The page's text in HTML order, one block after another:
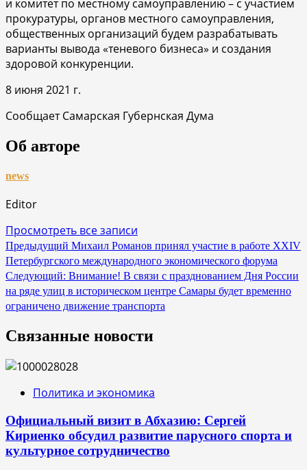
и комитет по местному самоуправлению – с участием
прокуратуры, органов местного самоуправления,
общественных организаций будем разрабатывать
варианты вывода «теневого бизнеса» и создания
здоровой конкуренции.
8 июня 2021 г.
Сообщает Самарская Губернская Дума
Об авторе
news
Editor
Просмотреть все записи
Навигация
по
записям
Предыдущий Михаил Романов принял участие в работе XXIV
Петербургского международного экономического форума
Следующий: Внимание! В связи с празднованием Дня России
на ряде улиц в историческом центре Самары будет временно
ограничено движение транспорта
Связанные новости
Политика и экономика
Официальный визит в Абхазию: Сергей
Кириенко обсудил развитие парусного спорта и
культурное сотрудничество